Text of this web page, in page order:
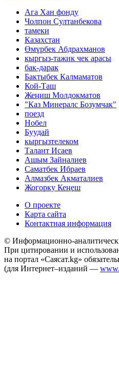
Ага Хан фонду
Чолпон Султанбекова
тамеки
Казахстан
Өмүрбек Абдрахманов
кыргыз-тажик чек арасы
бак-дарак
Бактыбек Калмаматов
Кой-Таш
Жеңиш Молдокматов
"Каз Минералс Бозумчак"
поезд
Нобел
Буудай
кыргызтелеком
Талант Исаев
Ашым Зайналиев
Саматбек Ибраев
Алмазбек Акматалиев
Жогорку Кеңеш
О проекте
Карта сайта
Контактная информация
© Информационно-
При цитировании и
на портал «Саясат.kg»
(для Интернет–изданий —